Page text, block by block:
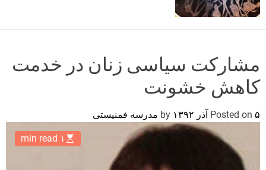
e
مشارکت سیاسی زنان در خدمت
کاهش خشونت
Posted on ۵ آذر ۱۳۹۲ مدرسه فمنیستی
۱ min read